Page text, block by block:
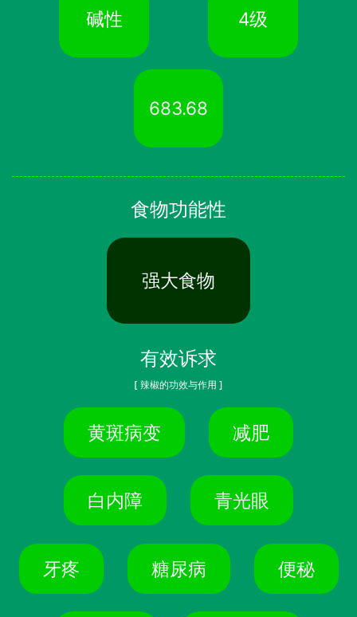
碱性 4级
683.68
食物功能性
强大食物
有效诉求
[ 辣椒的功效与作用 ]
黄斑病变 减肥
白内障 青光眼
牙疼 糖尿病 便秘